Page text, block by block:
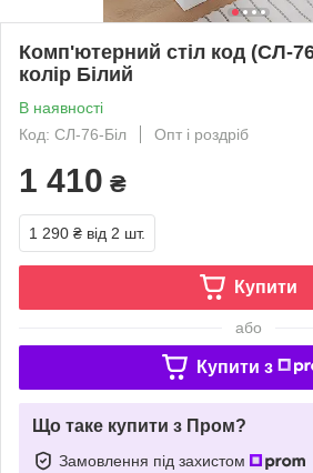
Комп'ютерний стіл код (СЛ-
колір Білий
В наявності
Код: СЛ-76-Біл
Опт і роздріб
1 410 ₴
1 290 ₴ від 2 шт.
Купити
або
Купити з
Що таке купити з Пром?
Замовлення під захистом